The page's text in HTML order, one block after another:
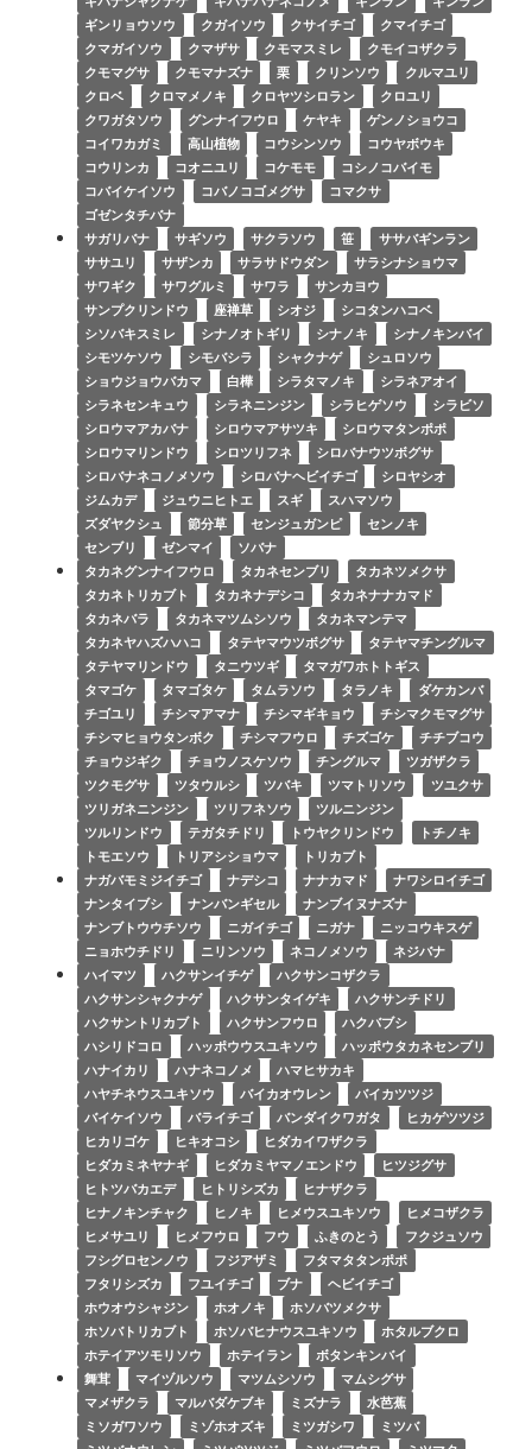
ギンリョウソウ
クガイソウ クサイチゴ
クマイチゴ
クマガイソウ
クマザサ クモマスミレ
クモイコザクラ
クモマグサ
クモマナズナ 栗 クリンソウ
クルマユリ
クロベ
クロマメノキ クロヤツシロラン
クロユリ
クワガタソウ
グンナイフウロ ケヤキ
ゲンノショウコ
コイワカガミ
高山植物 コウシンソウ
コウヤボウキ
コウリンカ
コオニユリ コケモモ
コシノコバイモ
コバイケイソウ
コバノコゴメグサ
コマクサ
ゴゼンタチバナ
サガリバナ
サギソウ サクラソウ 笹
ササバギンラン
ササユリ
サザンカ サラサドウダン
サラシナショウマ
サワギク
サワグルミ サワラ
サンカヨウ
サンプクリンドウ
座禅草 シオジ
シコタンハコベ
シソバキスミレ
シナノオトギリ シナノキ
シナノキンバイ
シモツケソウ
シモバシラ シャクナゲ
シュロソウ
ショウジョウバカマ
白樺 シラタマノキ
シラネアオイ
シラネセンキュウ
シラネニンジン シラヒゲソウ
シラビソ
シロウマアカバナ
シロウマアサツキ
シロウマタンポポ
シロウマリンドウ
シロツリフネ
シロバナウツボグサ
シロバナネコノメソウ
シロバナヘビイチゴ
シロヤシオ
ジムカデ
ジュウニヒトエ スギ
スハマソウ
ズダヤクシュ
節分草 センジュガンピ
センノキ
センブリ
ゼンマイ
ソバナ
タカネグンナイフウロ
タカネセンブリ
タカネツメクサ
タカネトリカブト
タカネナデシコ
タカネナナカマド
タカネバラ
タカネマツムシソウ
タカネマンテマ
タカネヤハズハハコ
タテヤマウツボグサ
タテヤマチングルマ
タテヤマリンドウ
タニウツギ
タマガワホトトギス
タマゴケ
タマゴタケ タムラソウ タラノキ
ダケカンバ
チゴユリ
チシマアマナ チシマギキョウ
チシマクモマグサ
チシマヒョウタンボク
チシマフウロ チズゴケ
チチブコウ
チョウジギク
チョウノスケソウ チングルマ
ツガザクラ
ツクモグサ
ツタウルシ ツバキ ツマトリソウ
ツユクサ
ツリガネニンジン
ツリフネソウ
ツルニンジン
ツルリンドウ
テガタチドリ トウヤクリンドウ
トチノキ
トモエソウ
トリアシショウマ
トリカブト
ナガバモミジイチゴ
ナデシコ ナナカマド
ナワシロイチゴ
ナンタイブシ
ナンバンギセル
ナンブイヌナズナ
ナンブトウウチソウ
ニガイチゴ ニガナ
ニッコウキスゲ
ニョホウチドリ
ニリンソウ ネコノメソウ
ネジバナ
ハイマツ
ハクサンイチゲ
ハクサンコザクラ
ハクサンシャクナゲ
ハクサンタイゲキ
ハクサンチドリ
ハクサントリカブト
ハクサンフウロ
ハクバブシ
ハシリドコロ
ハッポウウスユキソウ
ハッポウタカネセンブリ
ハナイカリ
ハナネコノメ
ハマヒサカキ
ハヤチネウスユキソウ
バイカオウレン
バイカツツジ
バイケイソウ
バライチゴ バンダイクワガタ
ヒカゲツツジ
ヒカリゴケ
ヒキオコシ
ヒダカイワザクラ
ヒダカミネヤナギ
ヒダカミヤマノエンドウ
ヒツジグサ
ヒトツバカエデ
ヒトリシズカ
ヒナザクラ
ヒナノキンチャク
ヒノキ ヒメウスユキソウ
ヒメコザクラ
ヒメサユリ
ヒメフウロ フウ ふきのとう
フクジュソウ
フシグロセンノウ
フジアザミ
フタマタタンポポ
フタリシズカ
フユイチゴ ブナ
ヘビイチゴ
ホウオウシャジン
ホオノキ
ホソバツメクサ
ホソバトリカブト
ホソバヒナウスユキソウ
ホタルブクロ
ホテイアツモリソウ
ホテイラン
ボタンキンバイ
舞茸
マイヅルソウ マツムシソウ
マムシグサ
マメザクラ
マルバダケブキ ミズナラ
水芭蕉
ミソガワソウ
ミゾホオズキ ミツガシワ
ミツバ